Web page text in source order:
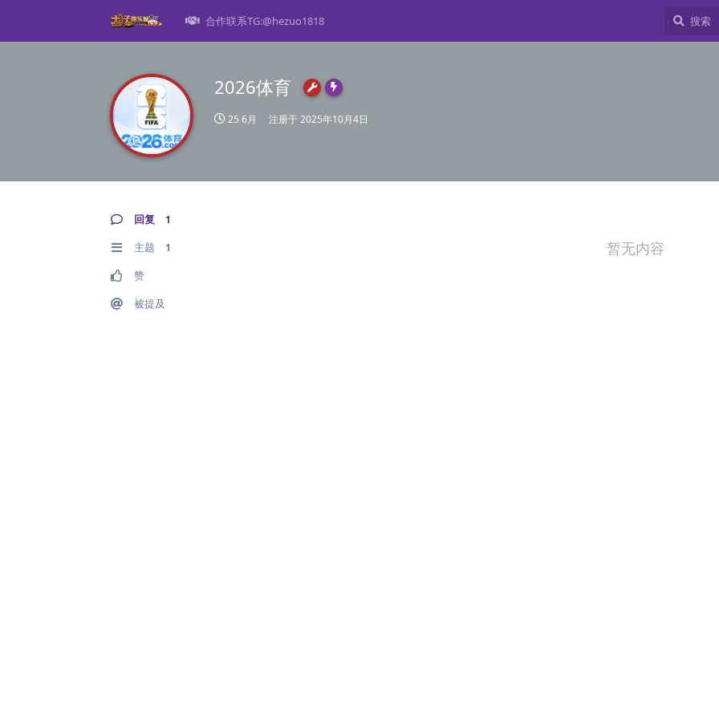
合作联系TG:@hezuo1818
2026体育
25 6月 注册于2025年10月4日
回复 1
主题 1
赞
被提及
暂无内容